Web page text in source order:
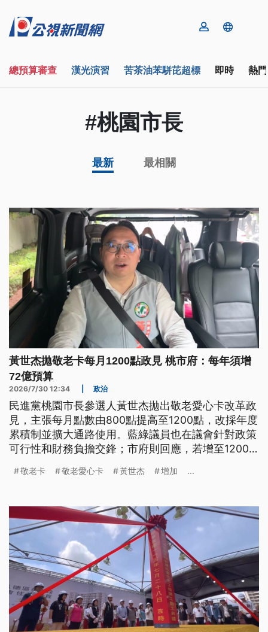
總預算審查 漢光演習 苦茶油苯駢芘超標 即時 熱
#桃園市長
最新 最相關
黃世杰拋敬老卡每月1200點政見 桃市府：每年須增
72億預算
2026/7/30 12:34 政治
民進黨桃園市長參選人黃世杰拋出敬老愛心卡改革政
見，主張每月點數由800點提高至1200點，改採年度
累積制並擴大通路使用。藍綠議員也在議會針對政策
可行性和財務負擔交鋒；市府則回應，若增至1200
新方案擴大使用範圍，預計8月初公布。
敬老卡 敬老愛心卡 黃世杰 增加 ...